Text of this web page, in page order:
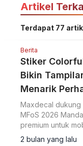
Artikel
Terdapat 77
Berita
Stiker
Bikin
Menarik
Maxdecal dukung
MFoS 2026
premium untuk
J Owen, dapat
2 bulan yang lalu